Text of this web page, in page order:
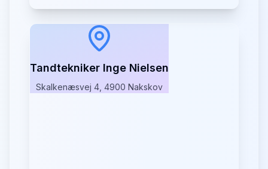
Tandtekniker Inge Nielsen
Skalkenæsvej 4, 4900 Nakskov